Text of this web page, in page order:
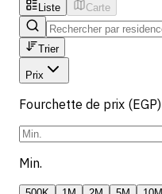
Liste Carte
Trier
Prix
Fourchette de prix (EGP)
Min.